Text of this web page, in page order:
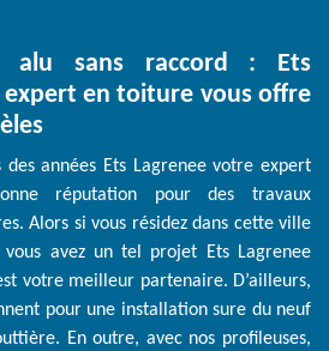
alu sans raccord : Ets
expert en toiture vous offre
années Ets Lagrenee votre expert
réputation pour des travaux
Alors si vous résidez dans cette ville
avez un tel projet Ets Lagrenee
votre meilleur partenaire. D’ailleurs,
pour une installation sure du neuf
En outre, avec nos profileuses,